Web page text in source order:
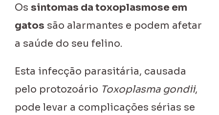
Os sintomas da toxoplasmose em
gatos são alarmantes e podem afetar
a saúde do seu felino.
Esta infecção parasitária, causada
pelo protozoário Toxoplasma gondii,
pode levar a complicações sérias se